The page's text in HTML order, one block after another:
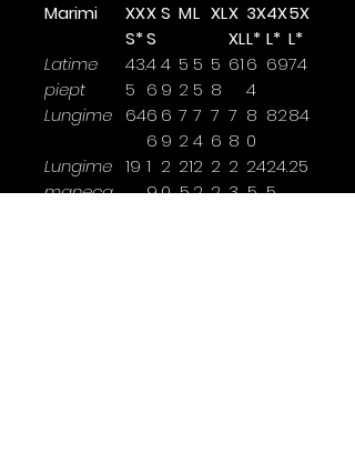
Marimi
XX
S*
X
S
S ML XLX
XL
3X
L*
4X
L*
5X
L*
Latime
piept
43.
5
4
6
4
9
5
2
5
5
5
8
616
4
6974
Lungime 646
6
6
9
7
2
7
4
7
6
7
8
8
0
8284
Lungime
maneca
19 1
9.
2
0.
21
.5
2
2.
2
2.
2
3.
24
.5
24.
5
25